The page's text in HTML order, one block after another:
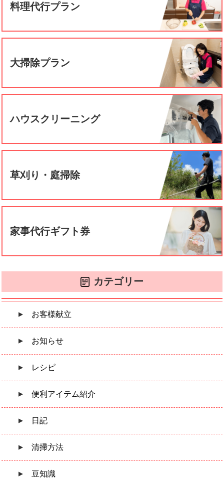
料理代行プラン
大掃除プラン
ハウスクリーニング
草刈り・庭掃除
家事代行ギフト券
カテゴリー
お客様献立
お知らせ
レシピ
便利アイテム紹介
日記
清掃方法
豆知識